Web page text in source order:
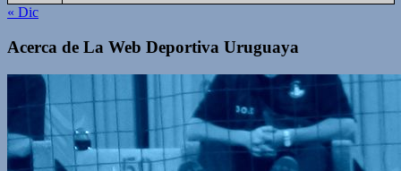
« Dic
Acerca de La Web Deportiva Uruguaya